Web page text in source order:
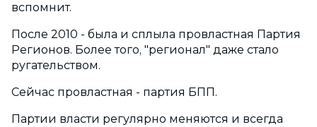
вспомнит.
После 2010 - была и сплыла провластная Партия
Регионов. Более того, "регионал" даже стало
ругательством.
Сейчас провластная - партия БПП.
Партии власти регулярно меняются и всегда